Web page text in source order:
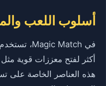
أسلوب اللعب
هذه العناصر الخاصة على